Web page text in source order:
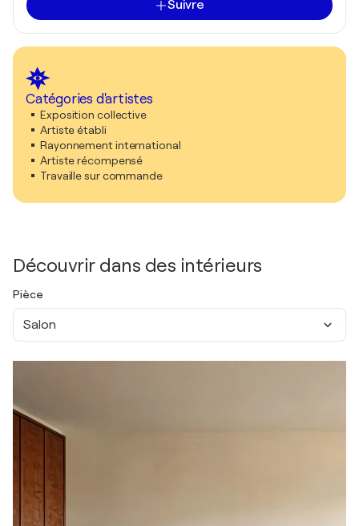
Suivre
Catégories d'artistes
Exposition collective
Artiste établi
Rayonnement international
Artiste récompensé
Travaille sur commande
Découvrir dans des intérieurs
Pièce
Salon